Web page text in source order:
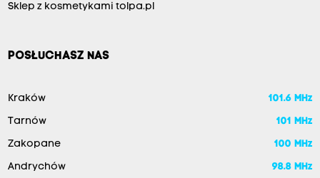
Sklep z kosmetykami tolpa.pl
POSŁUCHASZ NAS
Kraków 101.6 MHz
Tarnów 101 MHz
Zakopane 100 MHz
Andrychów 98.8 MHz